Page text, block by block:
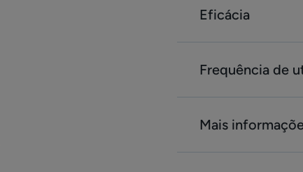
Eficácia
Frequência de
Mais